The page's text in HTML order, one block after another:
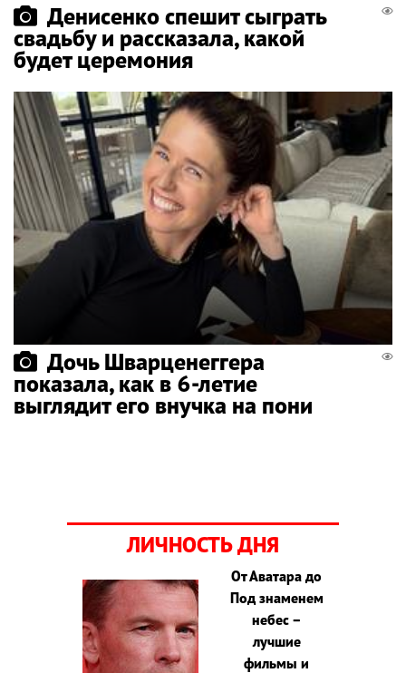
Денисенко спешит сыграть
свадьбу и рассказала, какой
будет церемония
Дочь Шварценеггера
показала, как в 6-летие
выглядит его внучка на пони
ЛИЧНОСТЬ ДНЯ
От Аватара до
Под знаменем
небес –
лучшие
фильмы и